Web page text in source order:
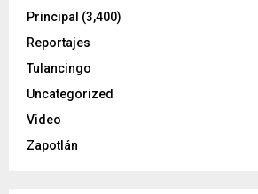
Principal (3,400)
Reportajes
Tulancingo
Uncategorized
Video
Zapotlán